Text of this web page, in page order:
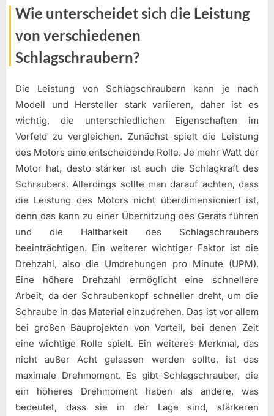
Wie unterscheidet sich die Leistung
von verschiedenen
Schlagschraubern?
Die Leistung von Schlagschraubern kann je nach
Modell und Hersteller stark variieren, daher ist es
wichtig, die unterschiedlichen Eigenschaften im
Vorfeld zu vergleichen. Zunächst spielt die Leistung
des Motors eine entscheidende Rolle. Je mehr Watt der
Motor hat, desto stärker ist auch die Schlagkraft des
Schraubers. Allerdings sollte man darauf achten, dass
die Leistung des Motors nicht überdimensioniert ist,
denn das kann zu einer Überhitzung des Geräts führen
und die Haltbarkeit des Schlagschraubers
beeinträchtigen. Ein weiterer wichtiger Faktor ist die
Drehzahl, also die Umdrehungen pro Minute (UPM).
Eine höhere Drehzahl ermöglicht eine schnellere
Arbeit, da der Schraubenkopf schneller dreht, um die
Schraube in das Material einzudrehen. Das ist vor allem
bei großen Bauprojekten von Vorteil, bei denen Zeit
eine wichtige Rolle spielt. Ein weiteres Merkmal, das
nicht außer Acht gelassen werden sollte, ist das
maximale Drehmoment. Es gibt Schlagschrauber, die
ein höheres Drehmoment haben als andere, was
bedeutet, dass sie in der Lage sind, stärkeren